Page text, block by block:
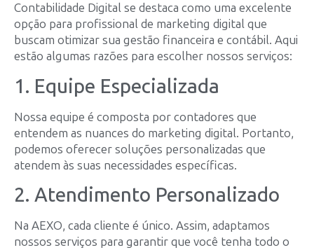
Contabilidade Digital se destaca como uma excelente
opção para profissional de marketing digital que
buscam otimizar sua gestão financeira e contábil. Aqui
estão algumas razões para escolher nossos serviços:
1. Equipe Especializada
Nossa equipe é composta por contadores que
entendem as nuances do marketing digital. Portanto,
podemos oferecer soluções personalizadas que
atendem às suas necessidades específicas.
2. Atendimento Personalizado
Na AEXO, cada cliente é único. Assim, adaptamos
nossos serviços para garantir que você tenha todo o